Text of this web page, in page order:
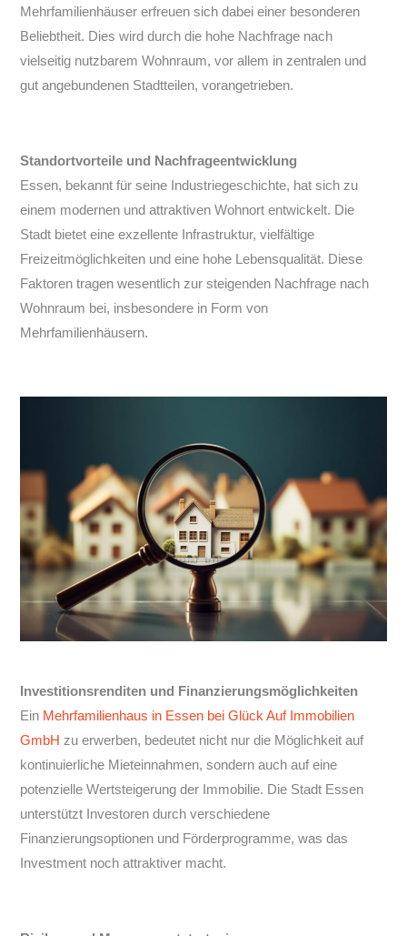
Mehrfamilienhäuser erfreuen sich dabei einer besonderen
Beliebtheit. Dies wird durch die hohe Nachfrage nach
vielseitig nutzbarem Wohnraum, vor allem in zentralen und
gut angebundenen Stadtteilen, vorangetrieben.
Standortvorteile und Nachfrageentwicklung
Essen, bekannt für seine Industriegeschichte, hat sich zu
einem modernen und attraktiven Wohnort entwickelt. Die
Stadt bietet eine exzellente Infrastruktur, vielfältige
Freizeitmöglichkeiten und eine hohe Lebensqualität. Diese
Faktoren tragen wesentlich zur steigenden Nachfrage nach
Wohnraum bei, insbesondere in Form von
Mehrfamilienhäusern.
Investitionsrenditen und Finanzierungsmöglichkeiten
Ein Mehrfamilienhaus in Essen bei Glück Auf Immobilien
GmbH zu erwerben, bedeutet nicht nur die Möglichkeit auf
kontinuierliche Mieteinnahmen, sondern auch auf eine
potenzielle Wertsteigerung der Immobilie. Die Stadt Essen
unterstützt Investoren durch verschiedene
Finanzierungsoptionen und Förderprogramme, was das
Investment noch attraktiver macht.